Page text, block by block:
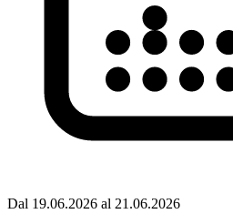
Dal 19.06.2026 al 21.06.2026